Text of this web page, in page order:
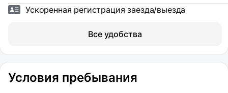
Ускоренная регистрация заезда/выезда
Все удобства
Условия пребывания